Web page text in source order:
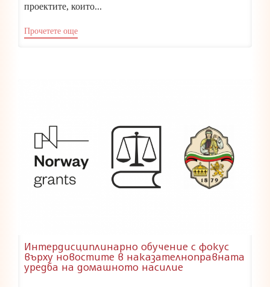
проектите, които...
Прочетете още
Интердисциплинарно обучение с фокус
върху новостите в наказателноправната
уредба на домашното насилие